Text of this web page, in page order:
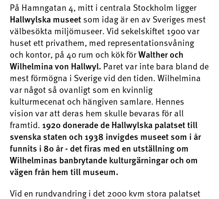
På Hamngatan 4, mitt i centrala Stockholm ligger
Hallwylska museet som idag är en av Sveriges mest
välbesökta miljömuseer. Vid sekelskiftet 1900 var
huset ett privathem, med representationsvåning
och kontor, på 40 rum och kök förWalther och
Wilhelmina von Hallwyl. Paret var inte bara bland de
mest förmögna i Sverige vid den tiden. Wilhelmina
var något så ovanligt som en kvinnlig
kulturmecenat och hängiven samlare. Hennes
vision var att deras hem skulle bevaras för all
framtid. 1920 donerade de Hallwylska palatset till
svenska staten och 1938 invigdes museet som i år
funnits i 80 år - det firas med en utställning om
Wilhelminas banbrytande kulturgärningar och om
vägen från hem till museum.
Vid en rundvandring i det 2000 kvm stora palatset